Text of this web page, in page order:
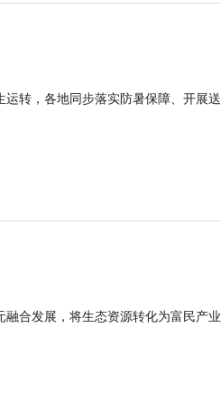
转，各地同步落实防暑保障、开展
合发展，将生态资源转化为富民产